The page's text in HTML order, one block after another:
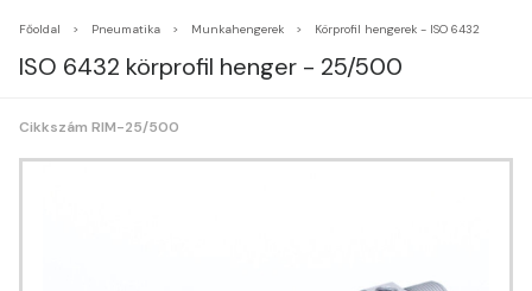
Főoldal Pneumatika Munkahengerek Körprofil hengerek - ISO 6432
ISO 6432 körprofil henger - 25/500
Cikkszám RIM-25/500